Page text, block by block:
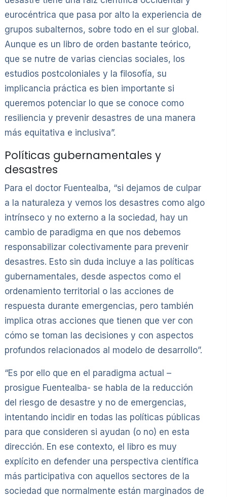
eurocéntrica que pasa por alto la experiencia de
grupos subalternos, sobre todo en el sur global.
Aunque es un libro de orden bastante teórico,
que se nutre de varias ciencias sociales, los
estudios postcoloniales y la filosofía, su
implicancia práctica es bien importante si
queremos potenciar lo que se conoce como
resiliencia y prevenir desastres de una manera
más equitativa e inclusiva”.
Políticas gubernamentales y
desastres
Para el doctor Fuentealba, “si dejamos de culpar
a la naturaleza y vemos los desastres como algo
intrínseco y no externo a la sociedad, hay un
cambio de paradigma en que nos debemos
responsabilizar colectivamente para prevenir
desastres. Esto sin duda incluye a las políticas
gubernamentales, desde aspectos como el
ordenamiento territorial o las acciones de
respuesta durante emergencias, pero también
implica otras acciones que tienen que ver con
cómo se toman las decisiones y con aspectos
profundos relacionados al modelo de desarrollo”.
“Es por ello que en el paradigma actual –
prosigue Fuentealba- se habla de la reducción
del riesgo de desastre y no de emergencias,
intentando incidir en todas las políticas públicas
para que consideren si ayudan (o no) en esta
dirección. En ese contexto, el libro es muy
explícito en defender una perspectiva científica
más participativa con aquellos sectores de la
sociedad que normalmente están marginados de